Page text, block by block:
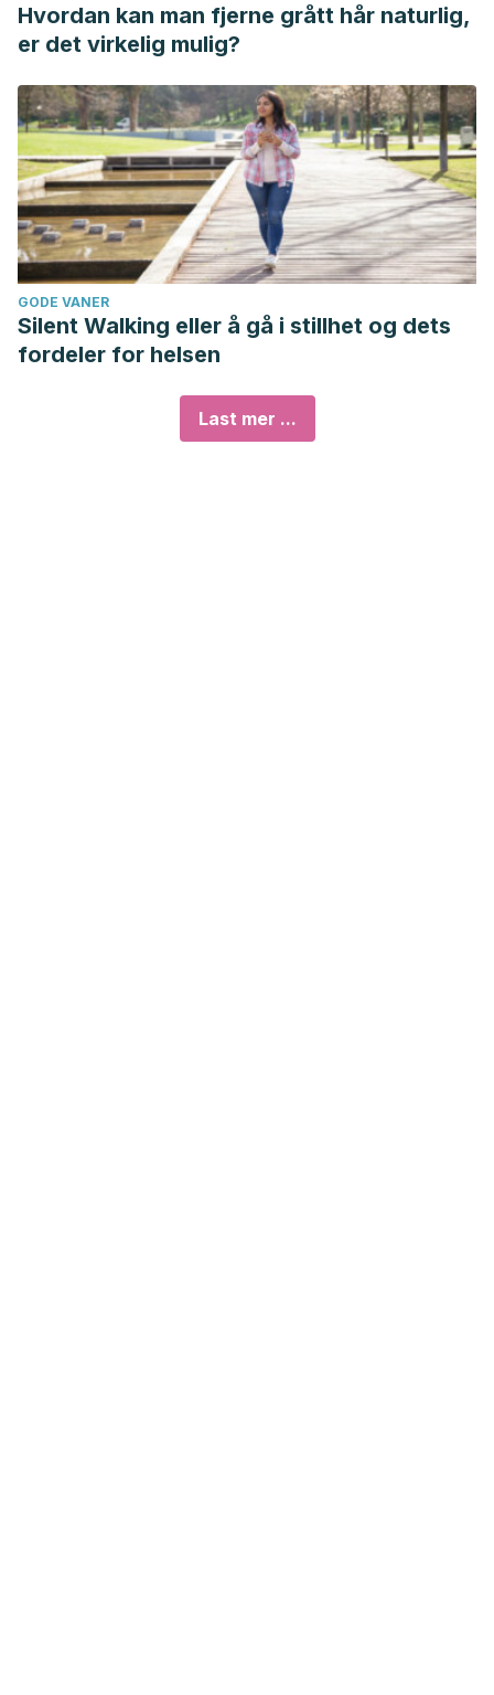
Hvordan kan man fjerne grått hår naturlig,
er det virkelig mulig?
GODE VANER
Silent Walking eller å gå i stillhet og dets
fordeler for helsen
Last mer ...